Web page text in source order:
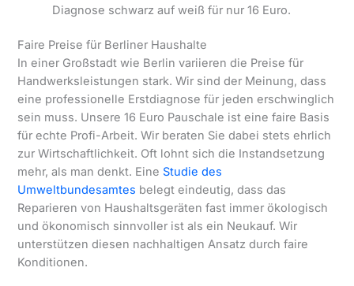
Diagnose schwarz auf weiß für nur 16 Euro.
Faire Preise für Berliner Haushalte
In einer Großstadt wie Berlin variieren die Preise für
Handwerksleistungen stark. Wir sind der Meinung, dass
eine professionelle Erstdiagnose für jeden erschwinglich
sein muss. Unsere 16 Euro Pauschale ist eine faire Basis
für echte Profi-Arbeit. Wir beraten Sie dabei stets ehrlich
zur Wirtschaftlichkeit. Oft lohnt sich die Instandsetzung
mehr, als man denkt. Eine Studie des
Umweltbundesamtes belegt eindeutig, dass das
Reparieren von Haushaltsgeräten fast immer ökologisch
und ökonomisch sinnvoller ist als ein Neukauf. Wir
unterstützen diesen nachhaltigen Ansatz durch faire
Konditionen.